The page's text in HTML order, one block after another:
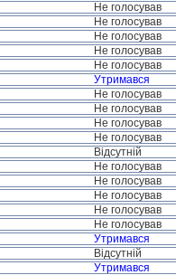
Не голосував
Не голосував
Не голосував
Не голосував
Не голосував
Утримався
Не голосував
Не голосував
Не голосував
Не голосував
Відсутній
Не голосував
Не голосував
Не голосував
Не голосував
Не голосував
Утримався
Відсутній
Утримався